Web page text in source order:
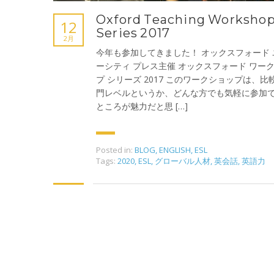
12
2月
Oxford Teaching Workshop
Series 2017
今年も参加してきました！ オックスフォード
ーシティ プレス主催 オックスフォード ワー
プ シリーズ 2017 このワークショップは、比
門レベルというか、どんな方でも気軽に参加
ところが魅力だと思 […]
Posted in: BLOG,ENGLISH,ESL
Tags: 2020,ESL, グローバル人材,英会話,英語力